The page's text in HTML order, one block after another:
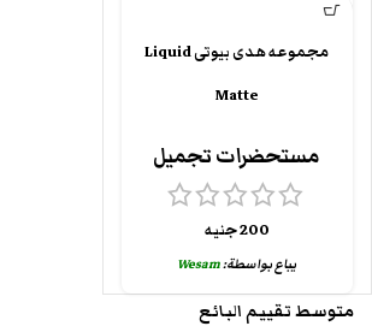
مجموعه هدى بيوتى Liquid
Matte
مستحضرات تجميل
200جنيه
يباع بواسطة:Wesam
متوسط تقييم البائع